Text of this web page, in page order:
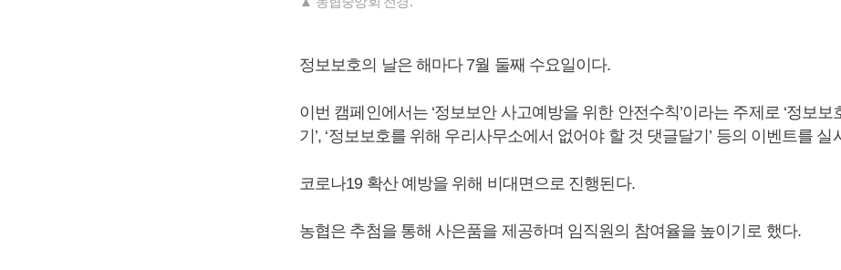
정보보호의 날은 해마다 7월 둘째 수요일이다.
이번 캠페인에서는 ‘정보보안 사고예방을 위한 안전수칙’이라는 주제로 ‘정보보
기’, ‘정보보호를 위해 우리사무소에서 없어야 할 것 댓글달기’ 등의 이벤트를 실
코로나19 확산 예방을 위해 비대면으로 진행된다.
농협은 추첨을 통해 사은품을 제공하며 임직원의 참여율을 높이기로 했다.